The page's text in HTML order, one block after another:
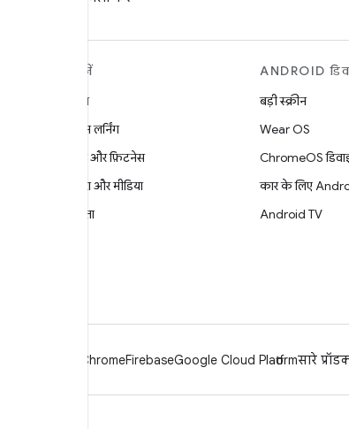
खोजें
गेमिंग
मशीन लर्निंग
सेहत और फ़िटनेस
कैमरा और मीडिया
निजता
ANDROID
बड़ी स्क्रीन
Wear OS
ChromeOS
कार के लिए
Android TV
ChromeFirebaseGoogle Cloud Platformसारे